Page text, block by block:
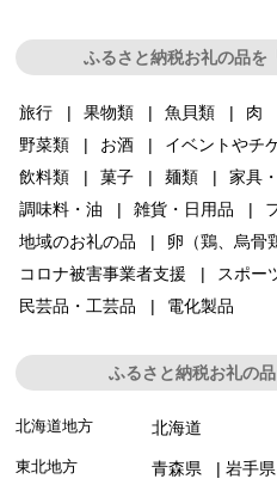
ふるさと納税お礼の品を
旅行 果物類 魚貝類 肉
野菜類
お酒 イベントやチ
飲料類
菓子 麺類 家具
調味料・油
雑貨・日用品
地域のお礼の品
卵（鶏、烏骨
コロナ被害事業者支援
スポー
民芸品・工芸品
電化製品
ふるさと納税お礼の
北海道地方 北海道
東北地方 青森県 岩手県